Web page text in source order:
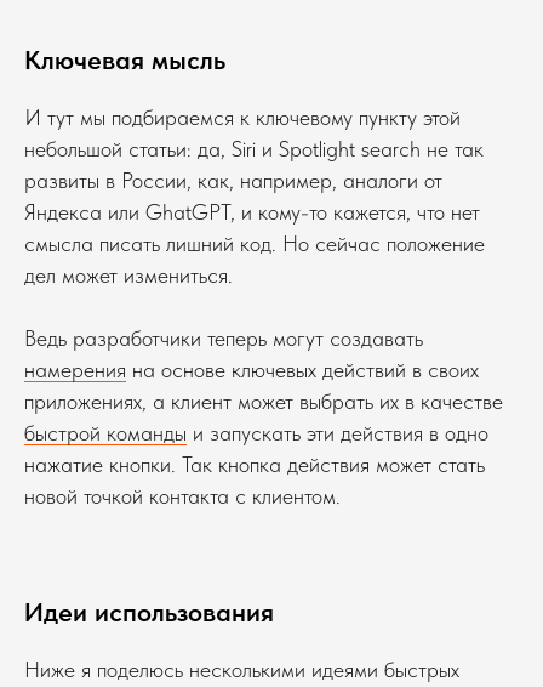
Ключевая мысль
И тут мы подбираемся к ключевому пункту этой
небольшой статьи: да, Siri и Spotlight search не так
развиты в России, как, например, аналоги от
Яндекса или GhatGPT, и кому-то кажется, что нет
смысла писать лишний код. Но сейчас положение
дел может измениться.
Ведь разработчики теперь могут создавать
намерения на основе ключевых действий в своих
приложениях, а клиент может выбрать их в качестве
быстрой команды и запускать эти действия в одно
нажатие кнопки. Так кнопка действия может стать
новой точкой контакта с клиентом.
Идеи использования
Ниже я поделюсь несколькими идеями быстрых